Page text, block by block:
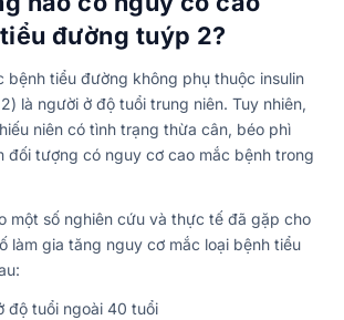
đường tuýp 2?
bệnh tiểu đường không phụ thuộc insulin
là người ở độ tuổi trung niên. Tuy nhiên,
niên có tình trạng thừa cân, béo phì
đối tượng có nguy cơ cao mắc bệnh trong
một số nghiên cứu và thực tế đã gặp cho
làm gia tăng nguy cơ mắc loại bệnh tiểu
độ tuổi ngoài 40 tuổi